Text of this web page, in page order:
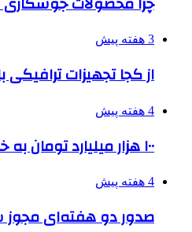
3 هفته پیش
از کجا تجهیزات
4 هفته پیش
۱۰۰ هزار میلیارد تومان به خودروسازان تخصیص می‌یابد
4 هفته پیش
صدور دو هفته‌ای